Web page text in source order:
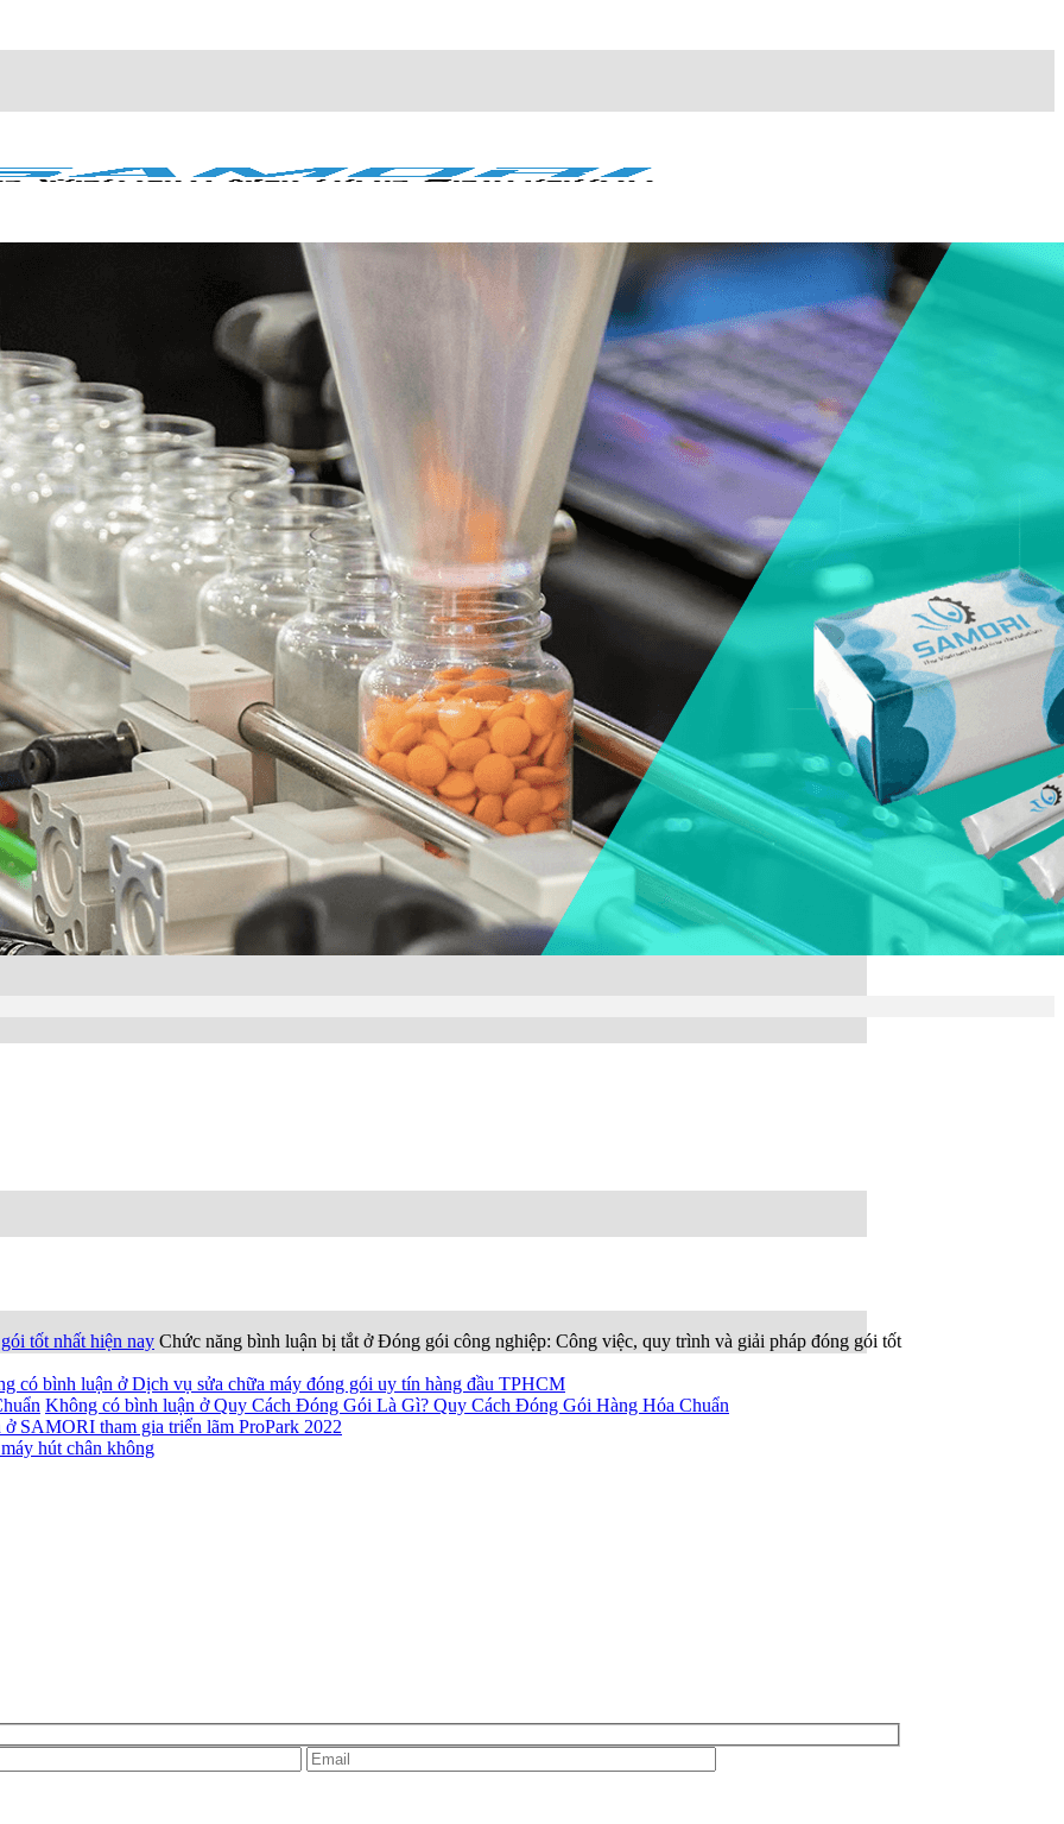
tốt nhất hiện nay Chức năng bình luận bị tắt ở Đóng gói công nghiệp: Công việc, quy trình và giải pháp đóng gói tốt
có bình luận ở Dịch vụ sửa chữa máy đóng gói uy tín hàng đầu TPHCM
Không có bình luận ở Quy Cách Đóng Gói Là Gì? Quy Cách Đóng Gói Hàng Hóa Chuẩn
ở SAMORI tham gia triển lãm ProPark 2022
hút chân không